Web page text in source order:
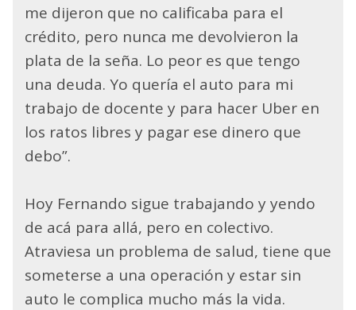
me dijeron que no calificaba para el
crédito, pero nunca me devolvieron la
plata de la seña. Lo peor es que tengo
una deuda. Yo quería el auto para mi
trabajo de docente y para hacer Uber en
los ratos libres y pagar ese dinero que
debo”.
Hoy Fernando sigue trabajando y yendo
de acá para allá, pero en colectivo.
Atraviesa un problema de salud, tiene que
someterse a una operación y estar sin
auto le complica mucho más la vida.